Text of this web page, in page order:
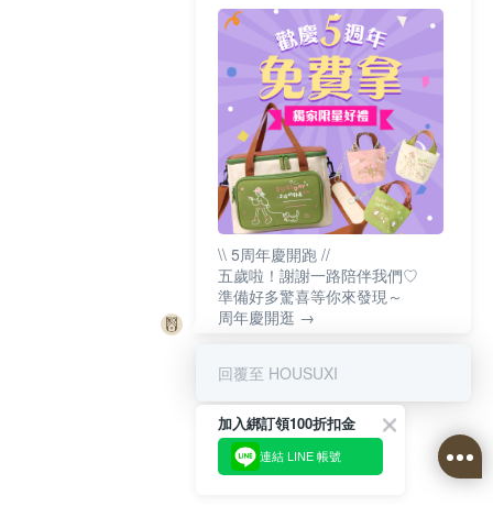
\\ 5周年慶開跑 //
五歲啦！謝謝一路陪伴我們♡
準備好多驚喜等你來發現～
周年慶開逛 →
回覆至 HOUSUXI
加入綁訂領100折扣金
連結 LINE 帳號